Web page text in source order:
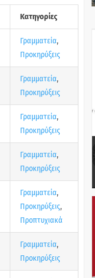
Κατηγορίες
Γραμματεία,
Προκηρύξεις
Γραμματεία,
Προκηρύξεις
Γραμματεία,
Προκηρύξεις
Γραμματεία,
Προκηρύξεις
Γραμματεία,
Προκηρύξεις,
Προπτυχιακά
Γραμματεία,
Προκηρύξεις